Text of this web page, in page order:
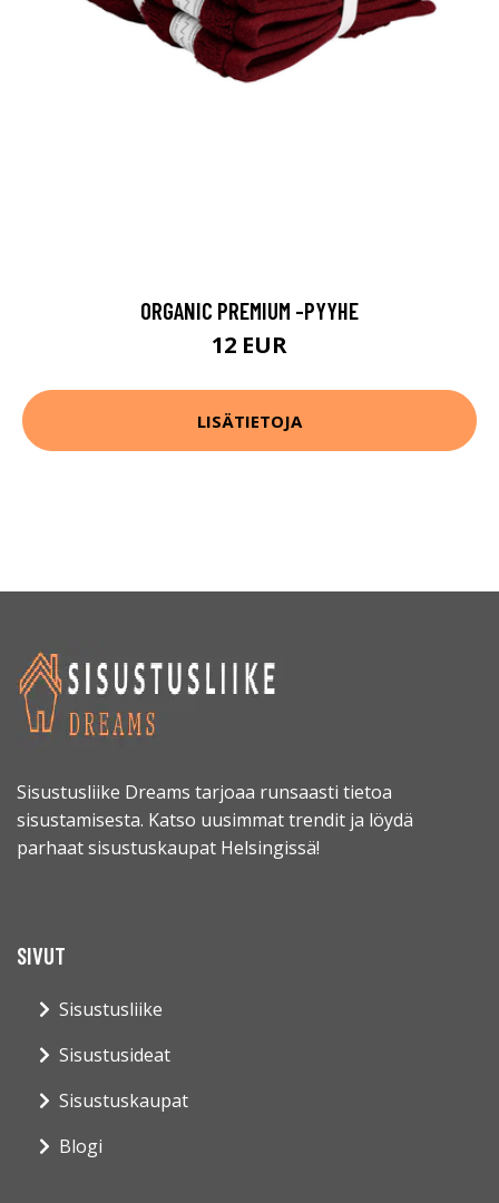
ORGANIC PREMIUM -PYYHE
12 EUR
LISÄTIETOJA
Sisustusliike Dreams tarjoaa runsaasti tietoa
sisustamisesta. Katso uusimmat trendit ja löydä
parhaat sisustuskaupat Helsingissä!
SIVUT
Sisustusliike
Sisustusideat
Sisustuskaupat
Blogi